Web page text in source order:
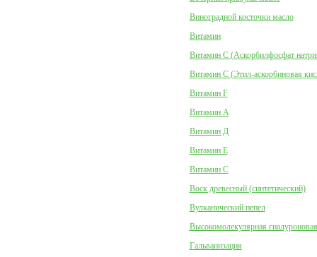
Виноградной косточки масло
Витамин
Витамин C (Аскорбилфосфат
Витамин C (Этил-аскорбиновая
Витамин F
Витамин А
Витамин Д
Витамин Е
Витамин С
Воск древесный (синтетический)
Вулканический пепел
Высокомолекулярная
Гальванизация